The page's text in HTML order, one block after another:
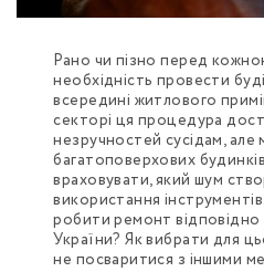
Рано чи пізно перед
необхідність провести
всередині житлового
секторі ця процедура
незручностей сусідам, але
багатоповерхових
враховувати, який шум
використання
робити ремонт
України? Як вибрати для
не посваритися з іншими